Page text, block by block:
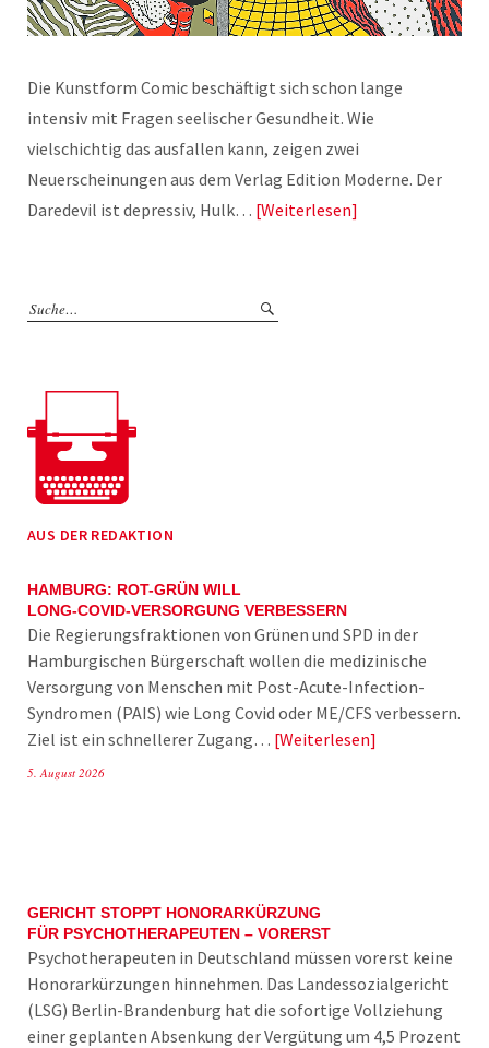
Die Kunstform Comic beschäftigt sich schon lange
intensiv mit Fragen seelischer Gesundheit. Wie
vielschichtig das ausfallen kann, zeigen zwei
Neuerscheinungen aus dem Verlag Edition Moderne. Der
Daredevil ist depressiv, Hulk… Weiterlesen
AUS DER REDAKTION
HAMBURG: ROT-GRÜN WILL
LONG-COVID-VERSORGUNG VERBESSERN
Die Regierungsfraktionen von Grünen und SPD in der
Hamburgischen Bürgerschaft wollen die medizinische
Versorgung von Menschen mit Post-Acute-Infection-
Syndromen (PAIS) wie Long Covid oder ME/CFS verbessern.
Ziel ist ein schnellerer Zugang… Weiterlesen
5. August 2026
GERICHT STOPPT HONORARKÜRZUNG
FÜR PSYCHOTHERAPEUTEN – VORERST
Psychotherapeuten in Deutschland müssen vorerst keine
Honorarkürzungen hinnehmen. Das Landessozialgericht
(LSG) Berlin-Brandenburg hat die sofortige Vollziehung
einer geplanten Absenkung der Vergütung um 4,5 Prozent